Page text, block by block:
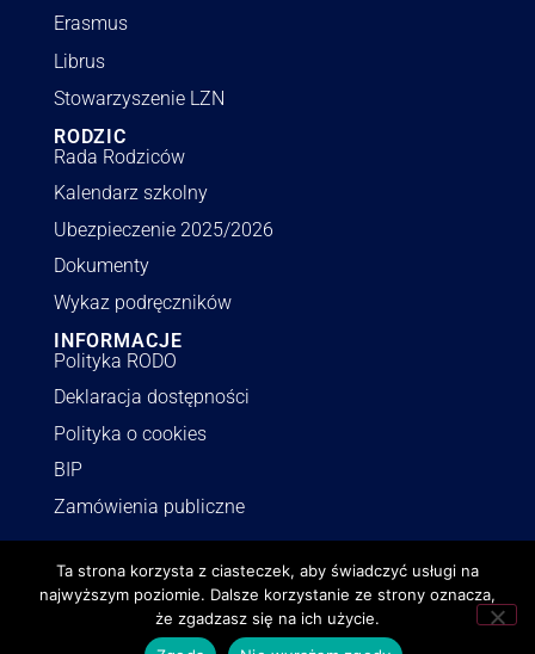
Erasmus
Librus
Stowarzyszenie LZN
RODZIC
Rada Rodziców
Kalendarz szkolny
Ubezpieczenie 2025/2026
Dokumenty
Wykaz podręczników
INFORMACJE
Polityka RODO
Deklaracja dostępności
Polityka o cookies
BIP
Zamówienia publiczne
lzn.pl | © Wszystkie prawa zastrzeżone. Realizacja aktualizacjei
opiekanetmonster.pl
Ta strona korzysta z ciasteczek, aby świadczyć usługi na
najwyższym poziomie. Dalsze korzystanie ze strony oznacza,
że zgadzasz się na ich użycie.